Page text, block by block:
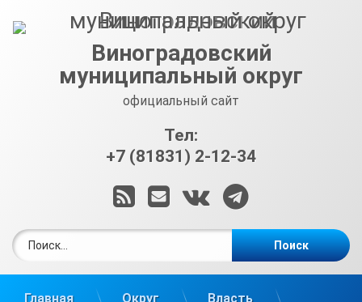
Виноградовский
муниципальный округ
официальный сайт
Тел:
+7 (81831) 2-12-34
RSSE-mailВКонтакте
Telegram
Главная Округ Власть